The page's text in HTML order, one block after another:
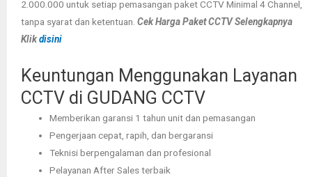
2.000.000 untuk setiap pemasangan paket CCTV Minimal 4 Channel,
tanpa syarat dan ketentuan. Cek Harga Paket CCTV Selengkapnya
Klikdisini
Keuntungan Menggunakan Layanan
CCTV di GUDANG CCTV
Memberikan garansi 1 tahun unit dan pemasangan
Pengerjaan cepat, rapih, dan bergaransi
Teknisi berpengalaman dan profesional
Pelayanan After Sales terbaik